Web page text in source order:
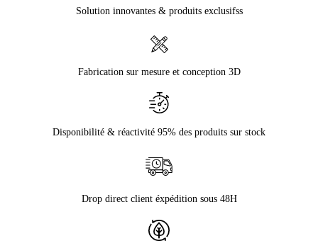
Solution innovantes & produits exclusifss
Fabrication sur mesure et conception 3D
Disponibilité & réactivité 95% des produits sur stock
Drop direct client éxpédition sous 48H